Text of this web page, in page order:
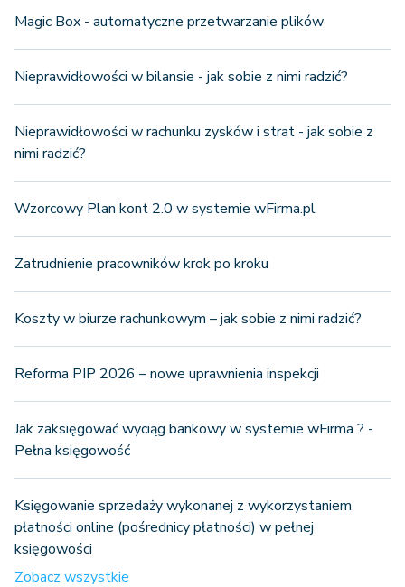
Magic Box - automatyczne przetwarzanie plików
Nieprawidłowości w bilansie - jak sobie z nimi radzić?
Nieprawidłowości w rachunku zysków i strat - jak sobie z
nimi radzić?
Wzorcowy Plan kont 2.0 w systemie wFirma.pl
Zatrudnienie pracowników krok po kroku
Koszty w biurze rachunkowym – jak sobie z nimi radzić?
Reforma PIP 2026 – nowe uprawnienia inspekcji
Jak zaksięgować wyciąg bankowy w systemie wFirma ? -
Pełna księgowość
Księgowanie sprzedaży wykonanej z wykorzystaniem
płatności online (pośrednicy płatności) w pełnej
księgowości
Zobacz wszystkie